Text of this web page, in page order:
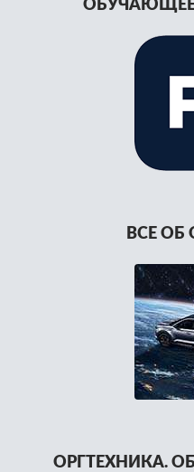
ОБУЧАЮЩЕЕ
ВСЕ ОБ
ОРГТЕХНИКА.